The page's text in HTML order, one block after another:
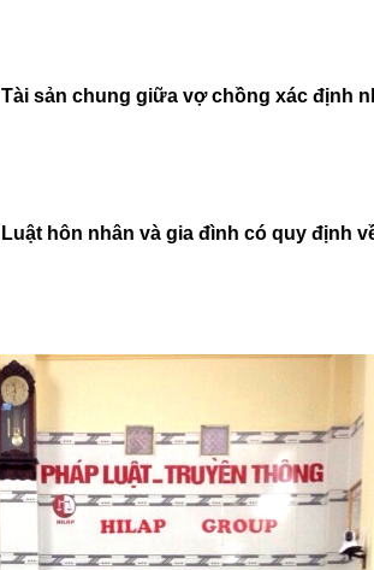
Tài sản chung giữa vợ chồng xác định
Luật hôn nhân và gia đình có quy định